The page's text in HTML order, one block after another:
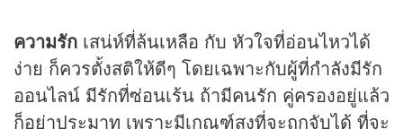
ความรัก เสน่ห์ที่ล้นเหลือ กับ หัวใจที่อ่อนไหวได้
ง่าย ก็ควรตั้งสติให้ดีๆ โดยเฉพาะกับผู้ที่กำลังมีรัก
ออนไลน์ มีรักที่ซ่อนเร้น ถ้ามีคนรัก คู่ครองอยู่แล้ว
ก็อย่าประมาท เพราะมีเกณฑ์สูงที่จะถูกจับได้ ที่จะ